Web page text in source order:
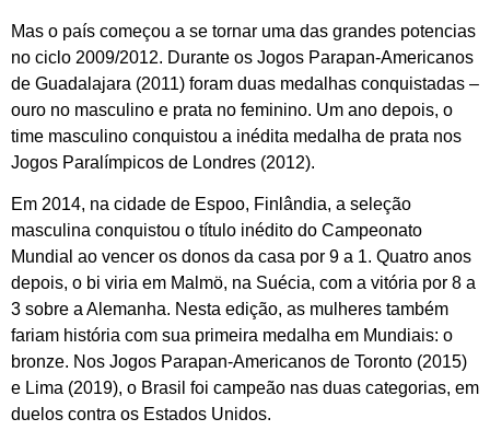
Mas o país começou a se tornar uma das grandes potencias
no ciclo 2009/2012. Durante os Jogos Parapan-Americanos
de Guadalajara (2011) foram duas medalhas conquistadas –
ouro no masculino e prata no feminino. Um ano depois, o
time masculino conquistou a inédita medalha de prata nos
Jogos Paralímpicos de Londres (2012).
Em 2014, na cidade de Espoo, Finlândia, a seleção
masculina conquistou o título inédito do Campeonato
Mundial ao vencer os donos da casa por 9 a 1. Quatro anos
depois, o bi viria em Malmö, na Suécia, com a vitória por 8 a
3 sobre a Alemanha. Nesta edição, as mulheres também
fariam história com sua primeira medalha em Mundiais: o
bronze. Nos Jogos Parapan-Americanos de Toronto (2015)
e Lima (2019), o Brasil foi campeão nas duas categorias, em
duelos contra os Estados Unidos.